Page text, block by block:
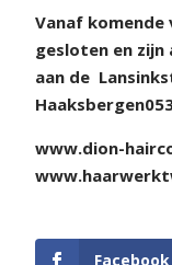
Vanaf
gesloten en zijn
aan de
Haaksbergen
www.dion-
Facebook